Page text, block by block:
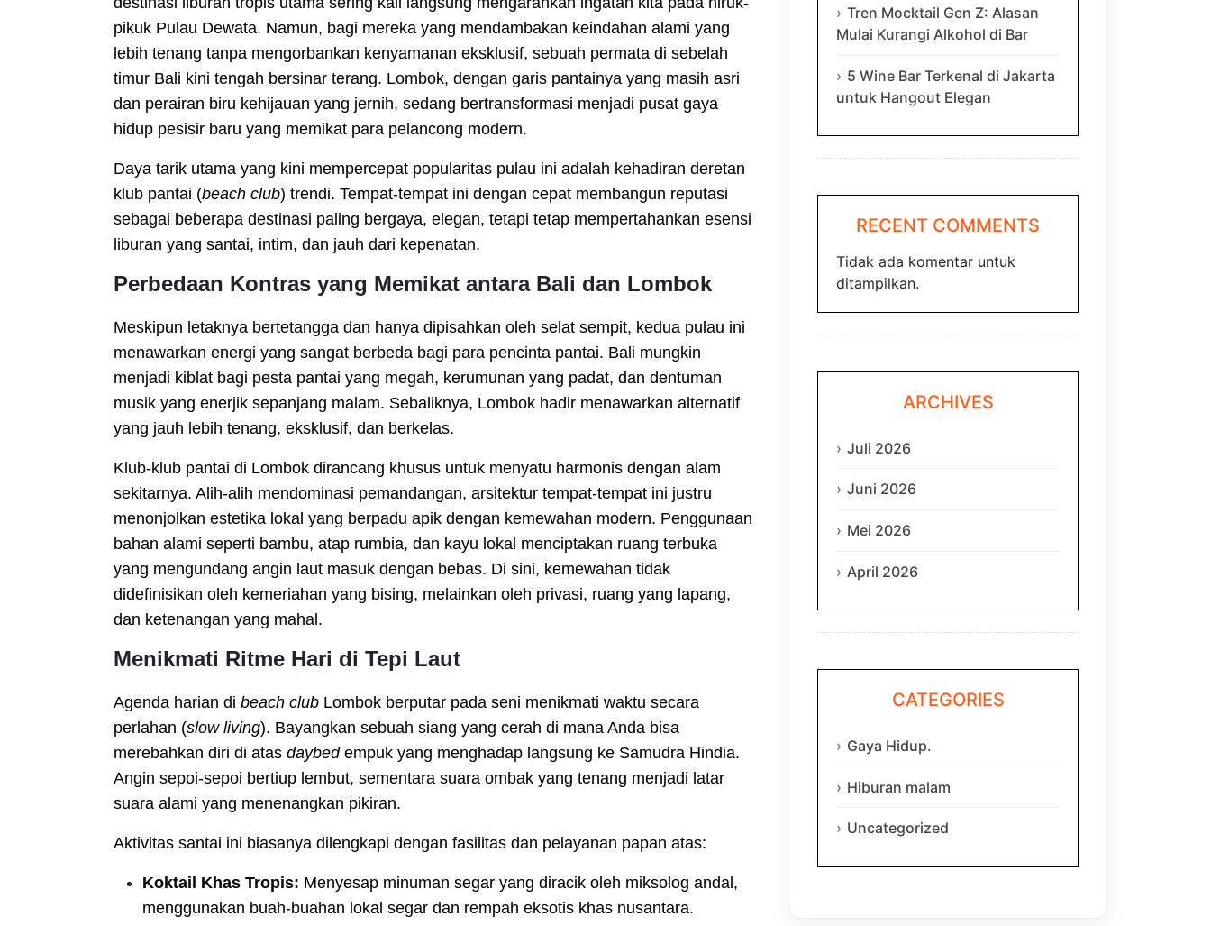
pikuk Pulau Dewata. Namun, bagi mereka yang mendambakan keindahan alami yang
lebih tenang tanpa mengorbankan kenyamanan eksklusif, sebuah permata di sebelah
timur Bali kini tengah bersinar terang. Lombok, dengan garis pantainya yang masih asri
dan perairan biru kehijauan yang jernih, sedang bertransformasi menjadi pusat gaya
hidup pesisir baru yang memikat para pelancong modern.
Daya tarik utama yang kini mempercepat popularitas pulau ini adalah kehadiran deretan
klub pantai (beach club) trendi. Tempat-tempat ini dengan cepat membangun reputasi
sebagai beberapa destinasi paling bergaya, elegan, tetapi tetap mempertahankan esensi
liburan yang santai, intim, dan jauh dari kepenatan.
Perbedaan Kontras yang Memikat antara Bali dan Lombok
Meskipun letaknya bertetangga dan hanya dipisahkan oleh selat sempit, kedua pulau ini
menawarkan energi yang sangat berbeda bagi para pencinta pantai. Bali mungkin
menjadi kiblat bagi pesta pantai yang megah, kerumunan yang padat, dan dentuman
musik yang enerjik sepanjang malam. Sebaliknya, Lombok hadir menawarkan alternatif
yang jauh lebih tenang, eksklusif, dan berkelas.
Klub-klub pantai di Lombok dirancang khusus untuk menyatu harmonis dengan alam
sekitarnya. Alih-alih mendominasi pemandangan, arsitektur tempat-tempat ini justru
menonjolkan estetika lokal yang berpadu apik dengan kemewahan modern. Penggunaan
bahan alami seperti bambu, atap rumbia, dan kayu lokal menciptakan ruang terbuka
yang mengundang angin laut masuk dengan bebas. Di sini, kemewahan tidak
didefinisikan oleh kemeriahan yang bising, melainkan oleh privasi, ruang yang lapang,
dan ketenangan yang mahal.
Menikmati Ritme Hari di Tepi Laut
Agenda harian di beach club Lombok berputar pada seni menikmati waktu secara
perlahan (slow living). Bayangkan sebuah siang yang cerah di mana Anda bisa
merebahkan diri di atas daybedempuk yang menghadap langsung ke Samudra Hindia.
Angin sepoi-sepoi bertiup lembut, sementara suara ombak yang tenang menjadi latar
suara alami yang menenangkan pikiran.
Aktivitas santai ini biasanya dilengkapi dengan fasilitas dan pelayanan papan atas:
Koktail Khas Tropis: Menyesap minuman segar yang diracik oleh miksolog andal,
menggunakan buah-buahan lokal segar dan rempah eksotis khas nusantara.
Tren Mocktail Gen Z: Alasan
Mulai Kurangi Alkohol di Bar
5 Wine Bar Terkenal di Jakarta
untuk Hangout Elegan
RECENT COMMENTS
Tidak ada komentar untuk
ditampilkan.
ARCHIVES
Juli 2026
Juni 2026
Mei 2026
April 2026
CATEGORIES
Gaya Hidup.
Hiburan malam
Uncategorized